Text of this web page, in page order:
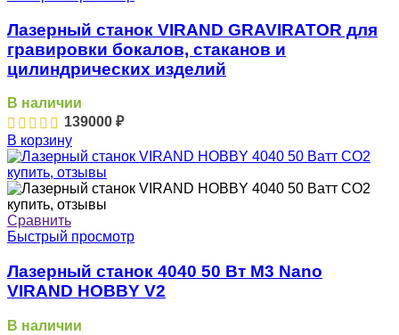
Лазерный станок VIRAND GRAVIRATOR для
гравировки бокалов, стаканов и
цилиндрических изделий
В наличии
139000 ₽
В корзину
Сравнить
Быстрый просмотр
Лазерный станок 4040 50 Вт M3 Nano
VIRAND HOBBY V2
В наличии